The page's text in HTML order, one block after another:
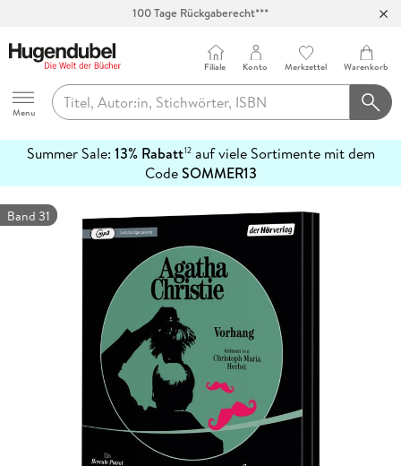
Hugendubel
Menu
Filiale Konto Merkzettel Warenkorb
Summer Sale: 13% Rabatt12auf viele Sortimente mit dem
CodeSOMMER13
erfahren
Band 31